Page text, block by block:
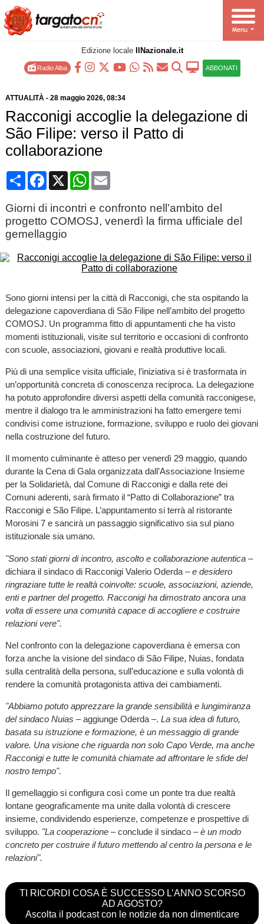
Edizione locale IlNazionale.it
Radio Alba ABBONATI
ATTUALITÀ- 28 maggio 2026, 08:34
Racconigi accoglie la delegazione di
São Filipe: verso il Patto di
collaborazione
CondividiFacebook
X WhatsApp
Email
Giorni di incontri e confronto nell’ambito del
progetto COMOSJ, venerdì la firma ufficiale del
gemellaggio
Sono giorni intensi per la città di Racconigi, che sta ospitando la
delegazione capoverdiana di São Filipe nell’ambito del progetto
COMOSJ. Un programma fitto di appuntamenti che ha visto
momenti istituzionali, visite sul territorio e occasioni di confronto
con scuole, associazioni, giovani e realtà produttive locali.
Più di una semplice visita ufficiale, l’iniziativa si è trasformata in
un’opportunità concreta di conoscenza reciproca. La delegazione
ha potuto approfondire diversi aspetti della comunità racconigese,
mentre il dialogo tra le amministrazioni ha fatto emergere temi
condivisi come istruzione, formazione, sviluppo e ruolo dei giovani
nella costruzione del futuro.
Il momento culminante è atteso per venerdì 29 maggio, quando
durante la Cena di Gala organizzata dall’Associazione Insieme
per la Solidarietà, dal Comune di Racconigi e dalla rete dei
Comuni aderenti, sarà firmato il “Patto di Collaborazione” tra
Racconigi e São Filipe. L’appuntamento si terrà al ristorante
Morosini 7 e sancirà un passaggio significativo sia sul piano
istituzionale sia umano.
"Sono stati giorni di incontro, ascolto e collaborazione autentica –
dichiara il sindaco di Racconigi Valerio Oderda –e desidero
ringraziare tutte le realtà coinvolte: scuole, associazioni, aziende,
enti e partner del progetto. Racconigi ha dimostrato ancora una
volta di essere una comunità capace di accogliere e costruire
relazioni vere".
Nel confronto con la delegazione capoverdiana è emersa con
forza anche la visione del sindaco di São Filipe, Nuias, fondata
sulla centralità della persona, sull’educazione e sulla volontà di
rendere la comunità protagonista attiva dei cambiamenti.
"Abbiamo potuto apprezzare la grande sensibilità e lungimiranza
del sindaco Nuias – aggiunge Oderda –. La sua idea di futuro,
basata su istruzione e formazione, è un messaggio di grande
valore. Una visione che riguarda non solo Capo Verde, ma anche
Racconigi e tutte le comunità chiamate ad affrontare le sfide del
nostro tempo".
Il gemellaggio si configura così come un ponte tra due realtà
lontane geograficamente ma unite dalla volontà di crescere
insieme, condividendo esperienze, competenze e prospettive di
sviluppo. "La cooperazione – conclude il sindaco –è un modo
concreto per costruire il futuro mettendo al centro la persona e le
relazioni".
TI RICORDI COSA È SUCCESSO L’ANNO SCORSO
AD AGOSTO?
Ascolta il podcast con le notizie da non dimenticare